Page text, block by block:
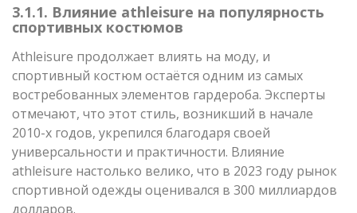
3.1.1. Влияние athleisure на популярность
спортивных костюмов
Athleisure продолжает влиять на моду, и
спортивный костюм остаётся одним из самых
востребованных элементов гардероба. Эксперты
отмечают, что этот стиль, возникший в начале
2010-х годов, укрепился благодаря своей
универсальности и практичности. Влияние
athleisure настолько велико, что в 2023 году рынок
спортивной одежды оценивался в 300 миллиардов
долларов.